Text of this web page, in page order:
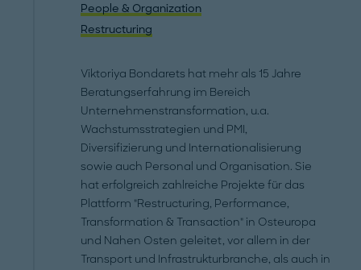
People & Organization
Restructuring
Viktoriya Bondarets hat mehr als 15 Jahre
Beratungserfahrung im Bereich
Unternehmenstransformation, u.a.
Wachstumsstrategien und PMI,
Diversifizierung und Internationalisierung
sowie auch Personal und Organisation. Sie
hat erfolgreich zahlreiche Projekte für das
Plattform "Restructuring, Performance,
Transformation & Transaction" in Osteuropa
und Nahen Osten geleitet, vor allem in der
Transport und Infrastrukturbranche, als auch in